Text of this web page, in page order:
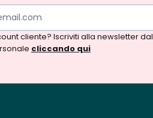
cliente? Iscriviti alla newsletter dal
cliccando qui